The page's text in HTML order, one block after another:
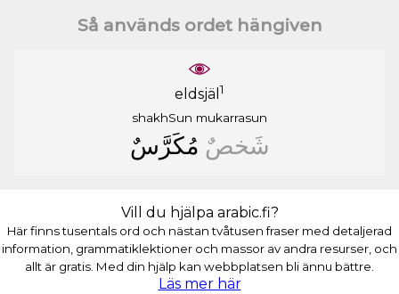
Så används ordet hängiven
eldsjäl 1
shakhSun mukarrasun
ﺷَﺨﺺٌ ﻣُﻜَﺮَّﺱٌ
Vill du hjälpa arabic.fi?
Här finns tusentals ord och nästan tvåtusen fraser med detaljerad
information, grammatiklektioner och massor av andra resurser, och
allt är gratis. Med din hjälp kan webbplatsen bli ännu bättre.
Läs mer här